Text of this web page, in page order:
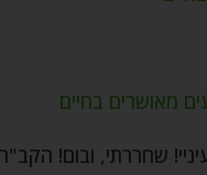
מאושרים בחיים
שחררתי, ובום!